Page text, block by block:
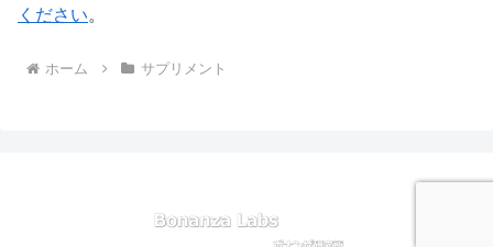
ください。
ホーム サプリメント